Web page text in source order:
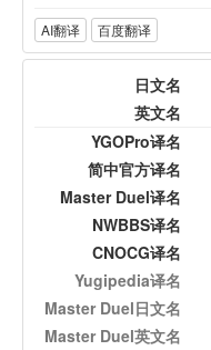
AI翻译 百度翻译
日文名
英文名
YGOPro译名
简中官方译名
Master Duel译名
NWBBS译名
CNOCG译名
Yugipedia译名
Master Duel日文名
Master Duel英文名